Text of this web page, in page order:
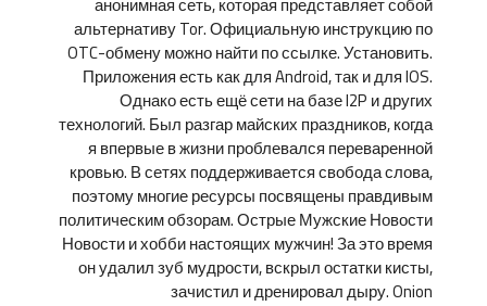
альтернативу Tor. Официальную инструкцию по
OTC-обмену можно найти по ссылке. Установить.
Приложения есть как для Android, так и для IOS.
Однако есть ещё сети на базе I2P и других
технологий. Был разгар майских праздников, когда
я впервые в жизни проблевался переваренной
кровью. В сетях поддерживается свобода слова,
поэтому многие ресурсы посвящены правдивым
политическим обзорам. Острые Мужские Новости
Новости и хобби настоящих мужчин! За это время
он удалил зуб мудрости, вскрыл остатки кисты,
зачистил и дренировал дыру. Onion